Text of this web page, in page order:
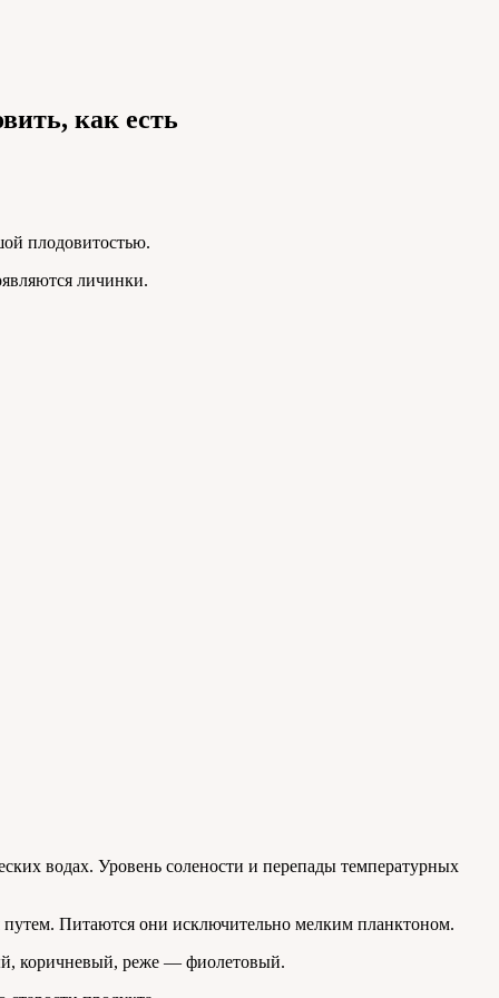
как есть
плодовитостью.
личинки.
водах. Уровень солености и перепады температурных
Питаются они исключительно мелким планктоном.
коричневый, реже — фиолетовый.